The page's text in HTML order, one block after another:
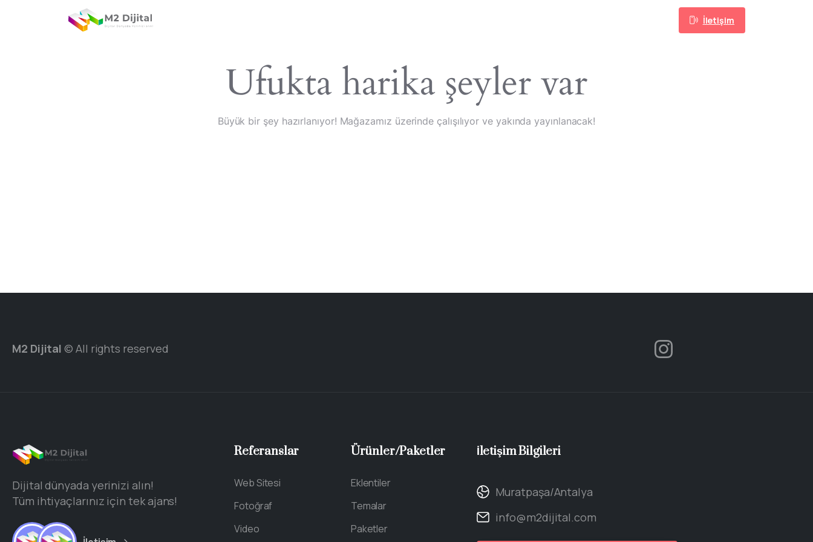
İletişim
Ufukta harika şeyler var
Büyük bir şey hazırlanıyor! Mağazamız üzerinde çalışılıyor ve yakında yayınlanacak!
M2 Dijital © All rights reserved
Dijital dünyada yerinizi alın!
Tüm ihtiyaçlarınız için tek ajans!
Referanslar
Web Sitesi
Fotoğraf
Video
Ürünler/Paketler
Eklentiler
Temalar
Paketler
İletişimBilgileri
Muratpaşa/Antalya
info@m2dijital.com